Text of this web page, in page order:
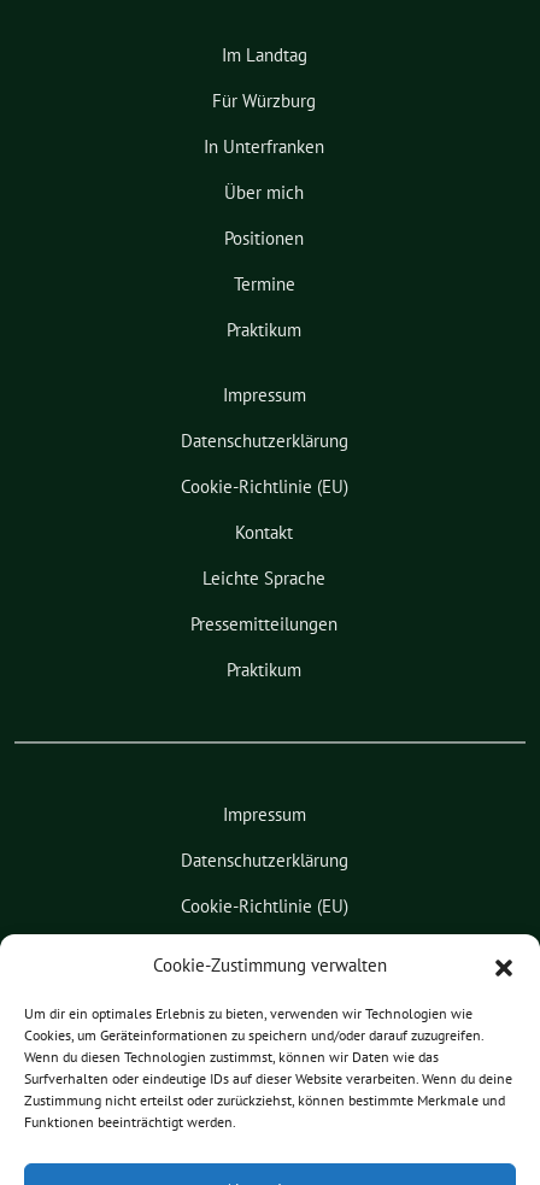
Cookie-Zustimmung verwalten
Um dir ein optimales Erlebnis zu bieten, verwenden wir Technologien wie
Cookies, um Geräteinformationen zu speichern und/oder darauf zuzugreifen.
Wenn du diesen Technologien zustimmst, können wir Daten wie das
Surfverhalten oder eindeutige IDs auf dieser Website verarbeiten. Wenn du deine
Zustimmung nicht erteilst oder zurückziehst, können bestimmte Merkmale und
Funktionen beeinträchtigt werden.
Im Landtag
Für Würzburg
In Unterfranken
Über mich
Positionen
Termine
Praktikum
Impressum
Datenschutzerklärung
Cookie-Richtlinie (EU)
Kontakt
Leichte Sprache
Pressemitteilungen
Praktikum
Impressum
Datenschutzerklärung
Cookie-Richtlinie (EU)
Pressemitteilungen
Praktikum